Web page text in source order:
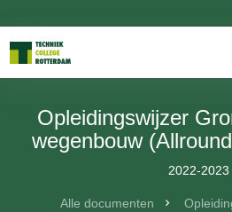
Opleidingswijzer
wegenbouw
2022-2023
Alle documenten